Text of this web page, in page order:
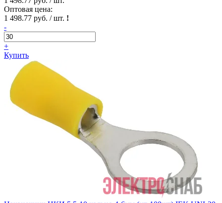
Оптовая цена:
1 498.77 руб. / шт. !
-
+
Купить